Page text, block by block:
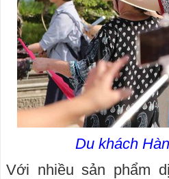
Du khách
Với nhiều sản phẩm